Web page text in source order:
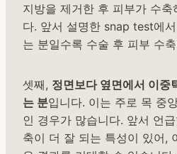
지방을 제거한 후 피부가 수
다. 앞서 설명한 snap test에
는 분일수록 수술 후 피부 수
셋째, 정면보다 옆면에서 이중
는 분입니다. 이는 주로 목 중
인 경우가 많습니다. 앞서 언
축이 더 잘 되는 특성이 있어,